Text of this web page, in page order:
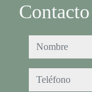
Contacto
nombre
teléfono